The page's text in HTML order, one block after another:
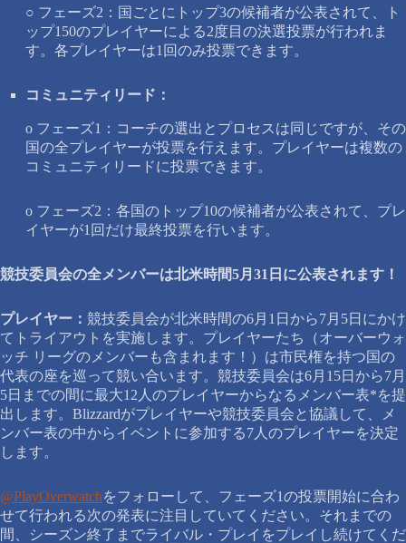
○ フェーズ2：国ごとにトップ3の候補者が公表されて、ト
ップ150のプレイヤーによる2度目の決選投票が行われま
す。各プレイヤーは1回のみ投票できます。
コミュニティリード：
o フェーズ1：コーチの選出とプロセスは同じですが、その
国の全プレイヤーが投票を行えます。プレイヤーは複数の
コミュニティリードに投票できます。
o フェーズ2：各国のトップ10の候補者が公表されて、プレ
イヤーが1回だけ最終投票を行います。
競技委員会の全メンバーは北米時間5月31日に公表されます！
プレイヤー： 競技委員会が北米時間の6月1日から7月5日にかけ
てトライアウトを実施します。プレイヤーたち（オーバーウォ
ッチ リーグのメンバーも含まれます！）は市民権を持つ国の
代表の座を巡って競い合います。競技委員会は6月15日から7月
5日までの間に最大12人のプレイヤーからなるメンバー表*を提
出します。Blizzardがプレイヤーや競技委員会と協議して、メ
ンバー表の中からイベントに参加する7人のプレイヤーを決定
します。
@PlayOverwatchをフォローして、フェーズ1の投票開始に合わ
せて行われる次の発表に注目していてください。それまでの
間、シーズン終了までライバル・プレイをプレイし続けてくだ